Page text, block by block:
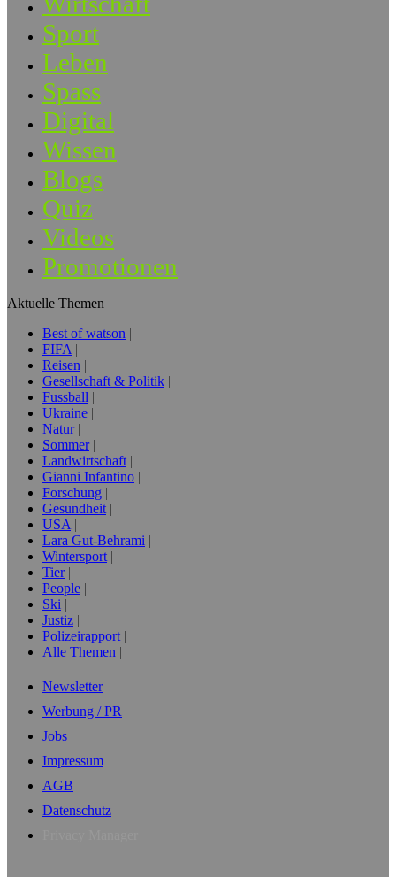
Sport
Leben
Spass
Digital
Wissen
Blogs
Quiz
Videos
Promotionen
Aktuelle Themen
Best of watson
FIFA
Reisen
Gesellschaft & Politik
Fussball
Ukraine
Natur
Sommer
Landwirtschaft
Gianni Infantino
Forschung
Gesundheit
USA
Lara Gut-Behrami
Wintersport
Tier
People
Ski
Justiz
Polizeirapport
Alle Themen
Newsletter
Werbung / PR
Jobs
Impressum
AGB
Datenschutz